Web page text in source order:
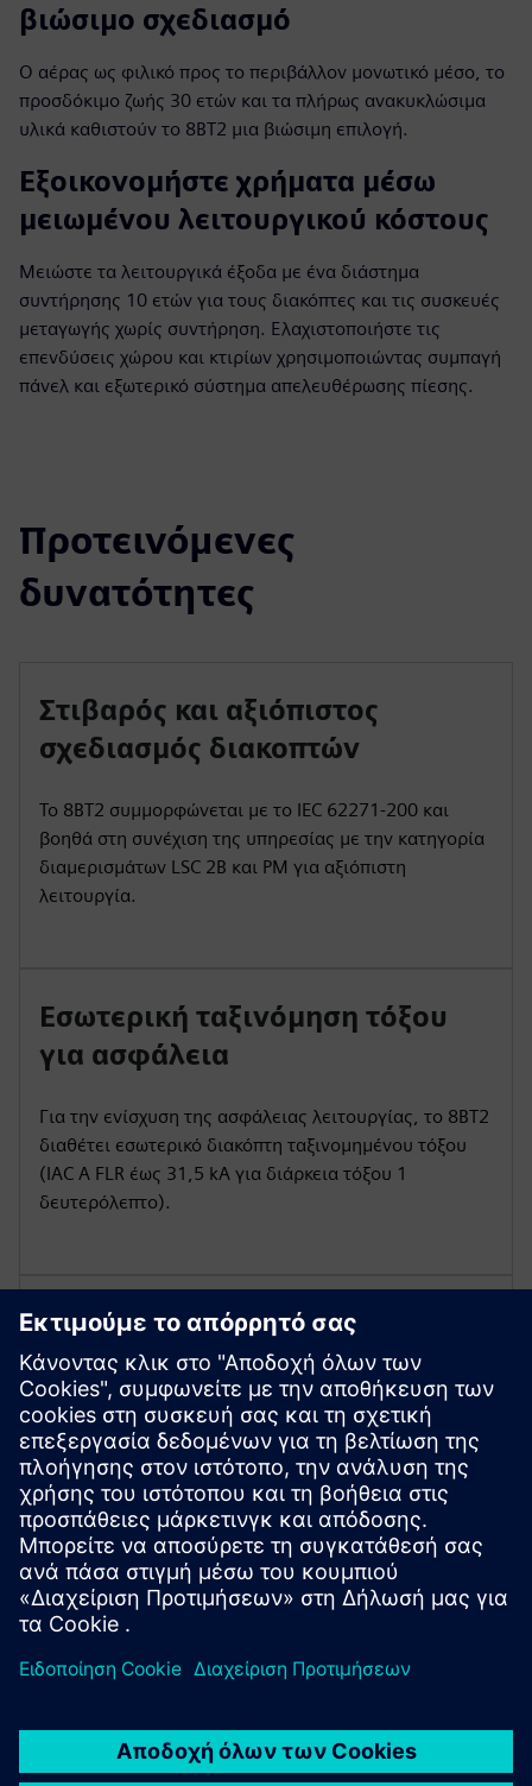
βιώσιμο σχεδιασμό
Ο αέρας ως φιλικό προς το περιβάλλον μονωτικό μέσο, το
προσδόκιμο ζωής 30 ετών και τα πλήρως ανακυκλώσιμα
υλικά καθιστούν το 8BT2 μια βιώσιμη επιλογή.
Εξοικονομήστε χρήματα μέσω
μειωμένου λειτουργικού κόστους
Μειώστε τα λειτουργικά έξοδα με ένα διάστημα
συντήρησης 10 ετών για τους διακόπτες και τις συσκευές
μεταγωγής χωρίς συντήρηση. Ελαχιστοποιήστε τις
επενδύσεις χώρου και κτιρίων χρησιμοποιώντας συμπαγή
πάνελ και εξωτερικό σύστημα απελευθέρωσης πίεσης.
Προτεινόμενες
δυνατότητες
Στιβαρός και αξιόπιστος
σχεδιασμός διακοπτών
Το 8BT2 συμμορφώνεται με το IEC 62271-200 και
βοηθά στη συνέχιση της υπηρεσίας με την κατηγορία
διαμερισμάτων LSC 2B και PM για αξιόπιστη
λειτουργία.
Εσωτερική ταξινόμηση τόξου
για ασφάλεια
Για την ενίσχυση της ασφάλειας λειτουργίας, το 8BT2
διαθέτει εσωτερικό διακόπτη ταξινομημένου τόξου
(IAC A FLR έως 31,5 kA για διάρκεια τόξου 1
δευτερόλεπτο).
Φιλική προς το περιβάλλον
μόνωση και τεχνολογία κενού
Το 8BT2 χρησιμοποιεί αέρα ως μονωτικό μέσο και
ενσωματώνει τεχνολογία κενού για μια
περιβαλλοντικά υπεύθυνη λύση. Είναι
κατασκευασμένο από ανακυκλώσιμα υλικά που
διευκολύνουν την απόρριψη.